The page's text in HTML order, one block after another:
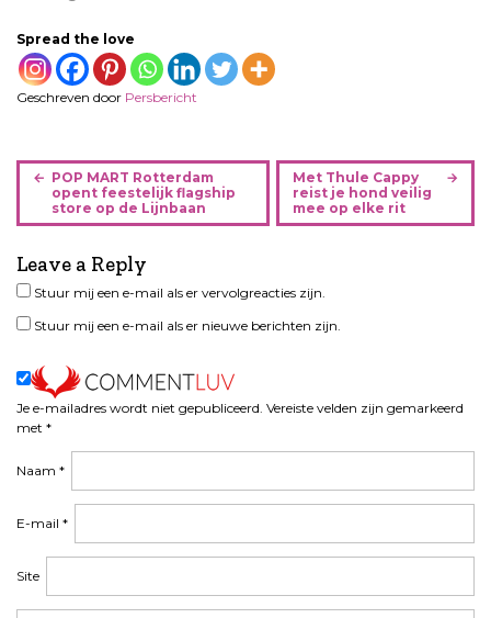
Spread the love
Geschreven door Persbericht
B
r
c
h
t
v
i
g
a
e
POP MART Rotterdam
opent feestelijk flagship
store op de Lijnbaan
Met Thule Cappy
reist je hond veilig
mee op elke rit
Leave a Reply
Je e-mailadres wordt niet gepubliceerd. Vereiste velden zijn gemarkeerd
met *
Naam *
E-mail *
Site
Stuur mij een e-mail als er vervolgreacties zijn.
Stuur mij een e-mail als er nieuwe berichten zijn.